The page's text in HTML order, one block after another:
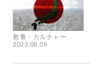
教養・カルチャー
2023.08.09